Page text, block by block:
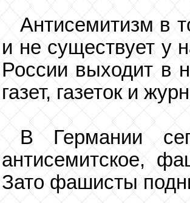
Антисемитизм в
и не существует у
России выходит в
газет, газеток и
В Германии
антисемитское,
Зато фашисты